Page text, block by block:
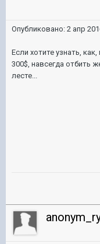
Опубликовано: 2 апр
Если хотите узнать,
300$, навсегда отбить
лесте...